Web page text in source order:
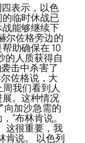
表示，以色
临时休战已
能够继续下
尔佐格旁边的
助确保在 10
的人质获得自
击中杀害了
佐格说，大
我们看到人
。这种情况
向加沙急需的
”布林肯说。
这很重要，我
肯说。 以色列